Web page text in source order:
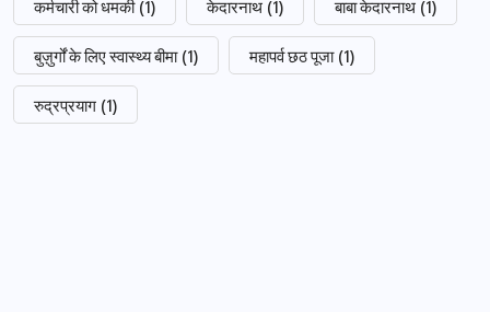
कर्मचारी को धमकी (1) केदारनाथ (1) बाबा केदारनाथ (1)
बुज़ुर्गों के लिए स्वास्थ्य बीमा (1) महापर्व छठ पूजा (1)
रुद्रप्रयाग (1)